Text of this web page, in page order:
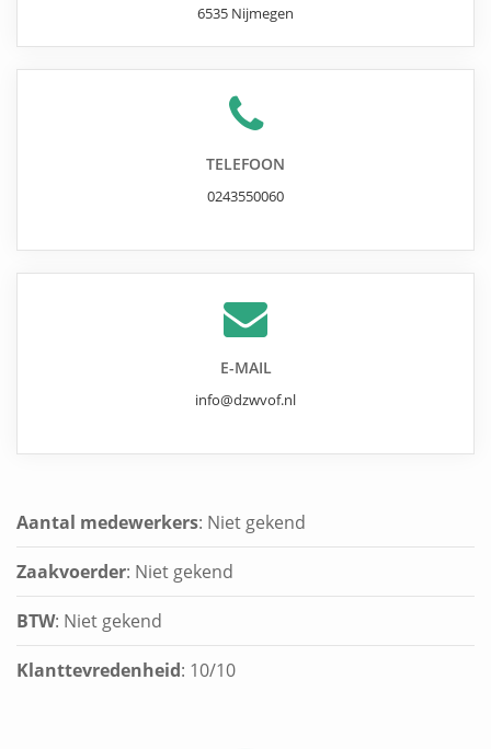
6535 Nijmegen
TELEFOON
0243550060
E-MAIL
info@dzwvof.nl
Aantal medewerkers: Niet gekend
Zaakvoerder: Niet gekend
BTW: Niet gekend
Klanttevredenheid: 10/10